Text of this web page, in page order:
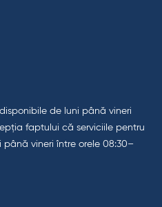
de luni până vineri
faptului că serviciile pentru
până vineri între orele 08:30–